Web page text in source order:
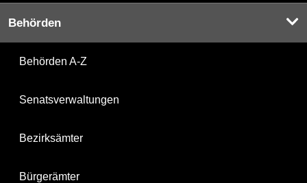
Behörden
Behörden A-Z
Senatsverwaltungen
Bezirksämter
Bürgerämter